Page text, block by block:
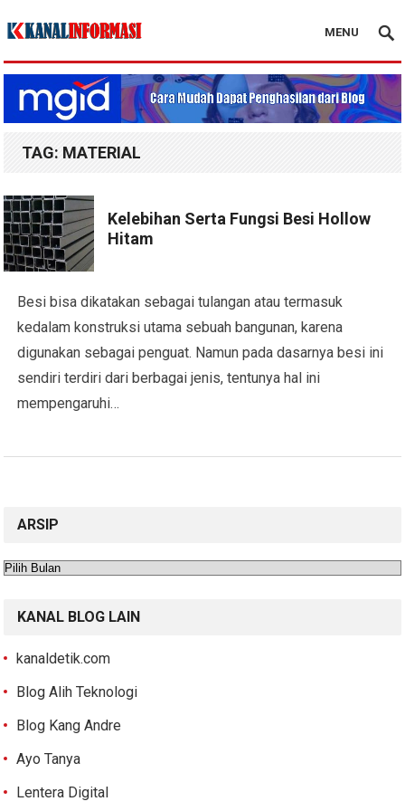
Blog Kanal Info
MENU
TAG: MATERIAL
Kelebihan Serta Fungsi Besi Hollow
Hitam
Besi bisa dikatakan sebagai tulangan atau termasuk
kedalam konstruksi utama sebuah bangunan, karena
digunakan sebagai penguat. Namun pada dasarnya besi ini
sendiri terdiri dari berbagai jenis, tentunya hal ini
mempengaruhi…
ARSIP
Arsip
KANAL BLOG LAIN
kanaldetik.com
Blog Alih Teknologi
Blog Kang Andre
Ayo Tanya
Lentera Digital